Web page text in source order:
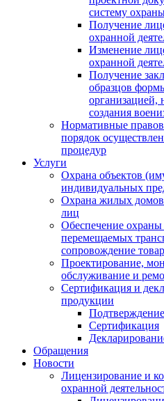
систему
Получение
охранной
Изменение
охранной
Получение
образцов
организацией,
создания
Нормативные
порядок
процедур
Услуги
Охрана объектов
индивидуальных
Охрана жилых
лиц
Обеспечение охраны
перемещаемых
сопровождение
Проектирование,
обслуживание и
Сертификация и
продукции
Сертификация
Обращения
Новости
Лицензирование и
охранной